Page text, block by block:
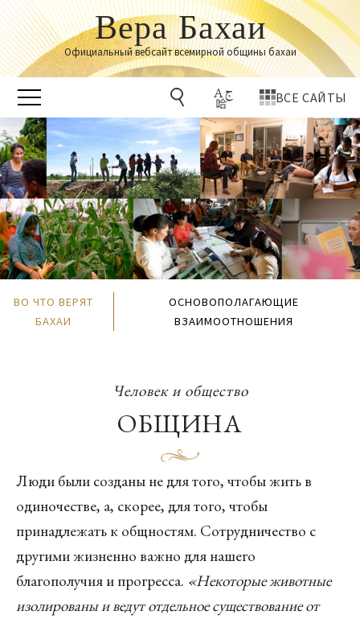
Вера Бахаи
Официальный вебсайт всемирной общины бахаи
ВСЕ САЙТЫ
ВО ЧТО ВЕРЯТ
БАХАИ
ОСНОВОПОЛАГАЮЩИЕ
ВЗАИМООТНОШЕНИЯ
Человек и общество
ОБЩИНА
Люди были созданы не для того, чтобы жить в
одиночестве, а, скорее, для того, чтобы
принадлежать к общностям. Сотрудничество с
другими жизненно важно для нашего
благополучия и прогресса. «Некоторые животные
изолированы и ведут отдельное существование от